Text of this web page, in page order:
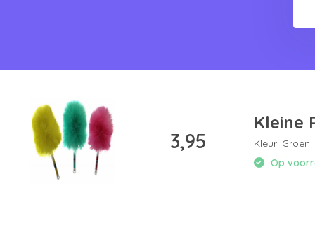
3,95
Kleine
Kleur: Groen
Op